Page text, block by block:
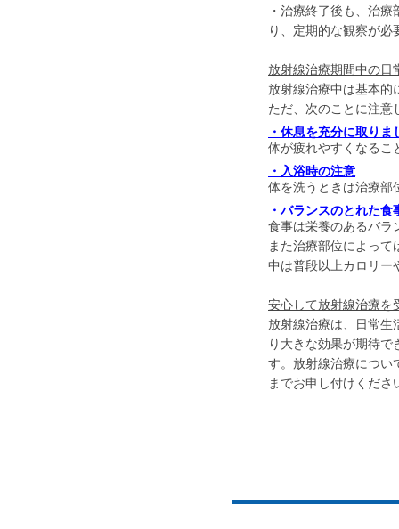
・治療終了後も、治
り、定期的な観察が必
放射線治療期間中の日
放射線治療中は基本的
ただ、次のことに注意
・休息を充分に取りま
体が疲れやすくなるこ
・入浴時の注意
体を洗うときは治療部
・バランスのとれた食
食事は栄養のあるバラ
また治療部位によっ
中は普段以上カロリー
安心して放射線治療を
放射線治療は、日常生
り大きな効果が期待
す。放射線治療につい
までお申し付けくださ